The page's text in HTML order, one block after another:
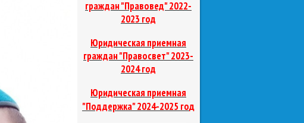
граждан "Правовед"2022-
2023 год
Юридическая приемная
граждан "Правосвет"2023-
2024 год
Юридическая приемная
"Поддержка"2024-2025 год